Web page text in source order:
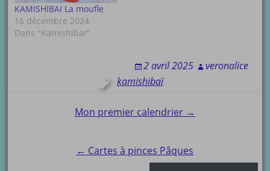
KAMISHIBAI La moufle
16 décembre 2024
Dans "Kamishibaï"
2 avril 2025
veronalice
kamishibaï
navigation
Mon premier calendrier →
← Cartes à pinces Pâques